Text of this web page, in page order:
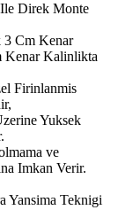
Direk Monte
3 Cm Kenar
Kenar Kalinlikta
Firinlanmis
Yuksek
ve
Imkan Verir.
Yansima Teknigi